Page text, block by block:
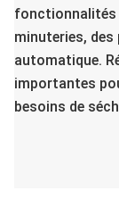
fonctionnalités
minuteries,
automatique.
importantes
besoins de